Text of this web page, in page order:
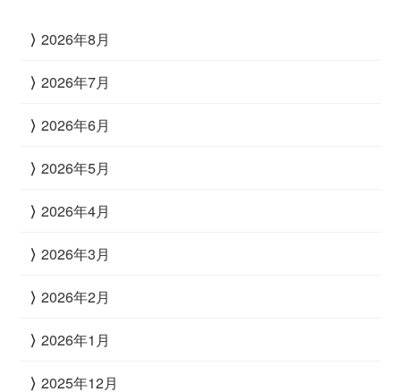
2026年8月
2026年7月
2026年6月
2026年5月
2026年4月
2026年3月
2026年2月
2026年1月
2025年12月